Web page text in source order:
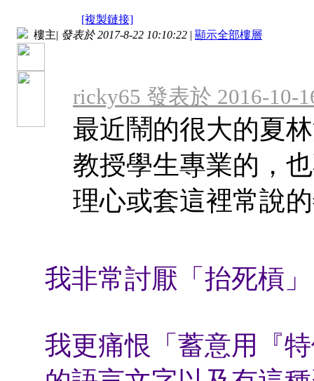
[複製鏈接]
樓主| 發表於 2017-8-22 10:10:22 | 顯示全部樓層
ricky65 發表於 2016-10-
最近鬧的很大的夏
教授學生專業的，
理心或套這裡常說
我非常討厭「抬死槓
我更痛恨「蓄意用『